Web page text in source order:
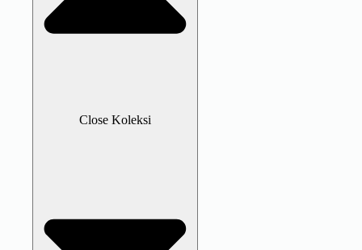
Close Koleksi